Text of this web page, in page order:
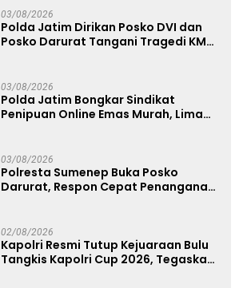
03/08/2026
Polda Jatim Dirikan Posko DVI dan
Posko Darurat Tangani Tragedi KMP
03/08/2026
Polda Jatim Bongkar Sindikat
Penipuan Online Emas Murah, Lima
03/08/2026
Polresta Sumenep Buka Posko
Darurat, Respon Cepat Penanganan
02/08/2026
Kapolri Resmi Tutup Kejuaraan Bulu
Tangkis Kapolri Cup 2026, Tegaskan